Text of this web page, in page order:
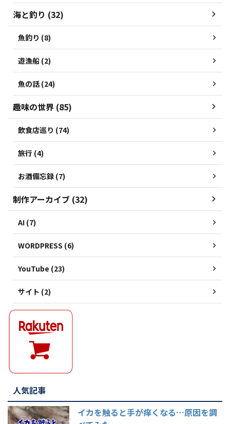
海と釣り (32)
魚釣り (8)
遊漁船 (2)
魚の話 (24)
趣味の世界 (85)
飲食店巡り (74)
旅行 (4)
お酒備忘録 (7)
制作アーカイブ (32)
AI (7)
WORDPRESS (6)
YouTube (23)
サイト (2)
人気記事
イカを触ると手が痒くなる…原因を調